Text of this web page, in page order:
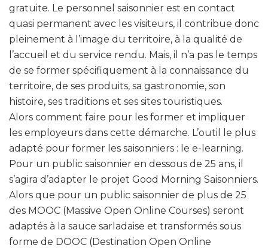
gratuite. Le personnel saisonnier est en contact
quasi permanent avec les visiteurs, il contribue donc
pleinement à l’image du territoire, à la qualité de
l’accueil et du service rendu. Mais, il n’a pas le temps
de se former spécifiquement à la connaissance du
territoire, de ses produits, sa gastronomie, son
histoire, ses traditions et ses sites touristiques.
Alors comment faire pour les former et impliquer
les employeurs dans cette démarche. L’outil le plus
adapté pour former les saisonniers : le e-learning.
Pour un public saisonnier en dessous de 25 ans, il
s’agira d’adapter le projet Good Morning Saisonniers.
Alors que pour un public saisonnier de plus de 25
des MOOC (Massive Open Online Courses) seront
adaptés à la sauce sarladaise et transformés sous
forme de DOOC (Destination Open Online